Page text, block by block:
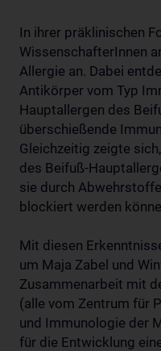
In ihrer präklinischen
WissenschafterInnen
Allergie an. Dabei
Antikörper vom Typ
Hauptallergen des
überschießende
Gleichzeitig zeigte
des Beifuß-
sie durch
blockiert werden
Mit diesen
um Maja Zabel und
Zusammenarbeit mit
(alle vom Zentrum für
und Immunologie der
für die Entwicklung